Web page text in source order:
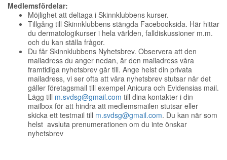
Medlemsfördelar:
Möjlighet att deltaga i Skinnklubbens kurser.
Tillgång till Skinnklubbens stängda Facebooksida. Här hittar
du dermatologikurser i hela världen, falldiskussioner m.m.
och du kan ställa frågor.
Du får Skinnklubbens Nyhetsbrev. Observera att den
mailadress du anger nedan, är den mailadress våra
framtidiga nyhetsbrev går till. Ange helst din privata
mailadress, vi ser ofta att våra nyhetsbrev stutsar när det
gäller företagsmail till exempel Anicura och Evidensias mail.
Lägg till m.svdsg@gmail.com till dina kontakter i din
mailbox för att hindra att medlemsmailen stutsar eller
skicka ett testmail till m.svdsg@gmail.com. Du kan när som
helst avsluta prenumerationen om du inte önskar
nyhetsbrev